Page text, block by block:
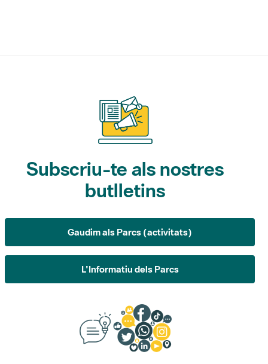
Subscriu-te als nostres
butlletins
Gaudim als Parcs (activitats)
L'Informatiu dels Parcs